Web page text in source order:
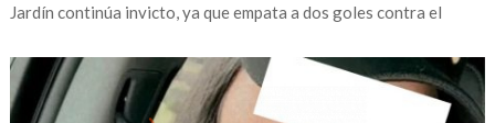
Jardín continúa invicto, ya que empata a dos goles contra el